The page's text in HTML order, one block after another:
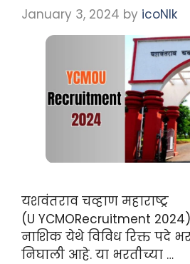
January 3, 2024 by icoNIk
यशवंतराव चव्हाण महाराष्ट्र
(U YCMORecruitment 2024)
नाशिक येथे विविध रिक्त पदे
निघाली आहे. या भरतीच्या …